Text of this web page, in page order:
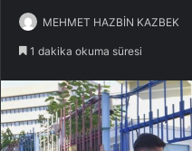
MEHMET HAZBİN KAZBEK
1 dakika okuma süresi